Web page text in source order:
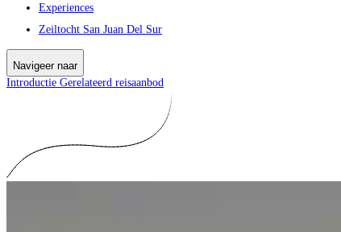
Experiences
Zeiltocht San Juan Del Sur
Navigeer naar
Introductie Gerelateerd reisaanbod